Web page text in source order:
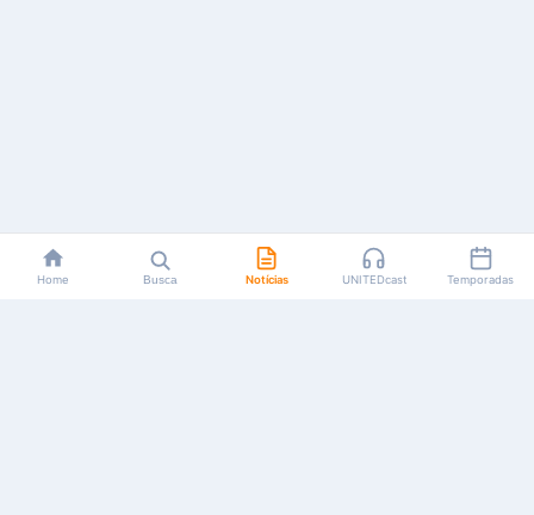
Home Busca Notícias UNITEDcast Temporadas